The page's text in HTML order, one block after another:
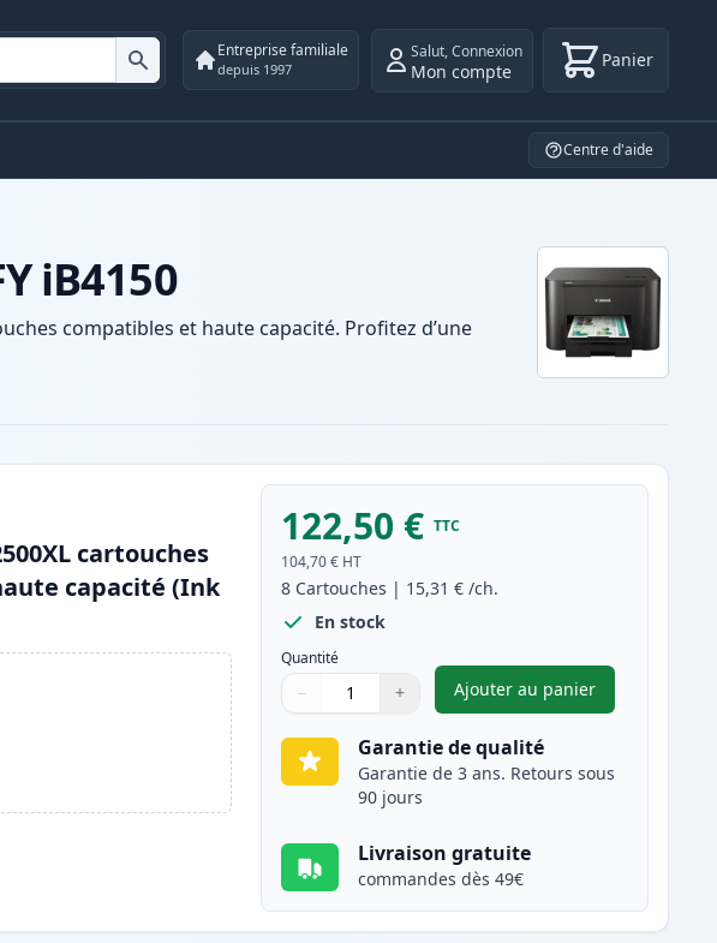
Entreprise familiale
depuis 1997
Salut,Connexion
Mon compte Panier
Centre d'aide
iB4150
compatibles et haute capacité. Profitez d’une
cartouches
capacité (Ink
122,50 € TTC
104,70 € HT
8 Cartouches | 15,31 € /ch.
En stock
Quantité
Quantité
Utilisez les boutons pour ajuster
− +
Quantité
Ajouter au panier
,Pack de 8 Canon
Garantie de qualité
Garantie de 3 ans. Retours sous
90 jours
Livraison gratuite
commandes dès 49€